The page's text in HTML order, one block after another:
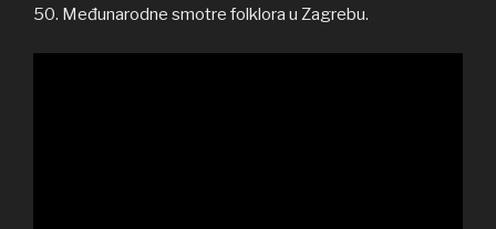
50. Međunarodne smotre folklora u Zagrebu.